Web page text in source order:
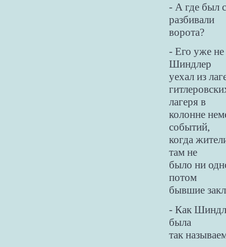
- А где был
разбивали
ворота?
- Его уже
Шиндлер
уехал из
лагеря в
колонне
событий,
когда
там не
было ни
потом
бывшие
- Как
была
так